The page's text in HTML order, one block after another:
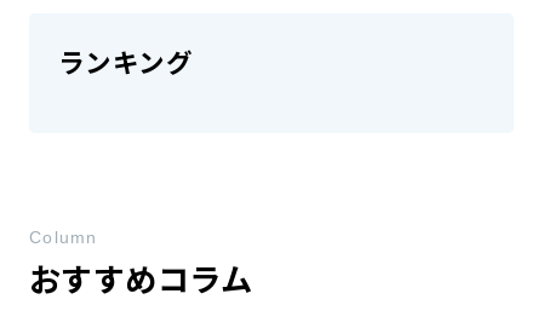
ランキング
おすすめコラム
Column